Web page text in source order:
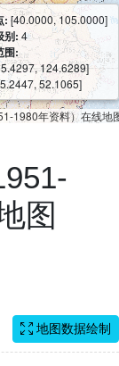
: [40.0000, 105.0000]
别: 4
围:
124.6289]
52.1065]
1980年资料）在线地
图
地图数据绘制